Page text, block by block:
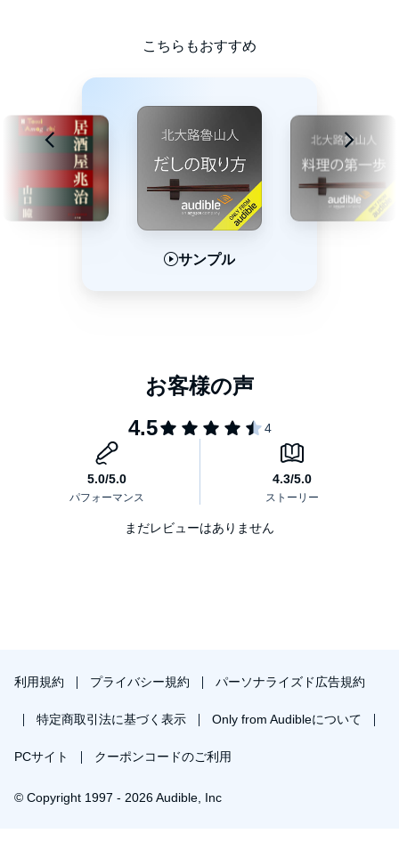
こちらもおすすめ
サンプル
まだレビューはありません
利用規約 プライバシー規約 パーソナライズド広告規約
特定商取引法に基づく表示 Only from Audibleについて
PCサイト クーポンコードのご利用
© Copyright 1997 - 2026 Audible, Inc